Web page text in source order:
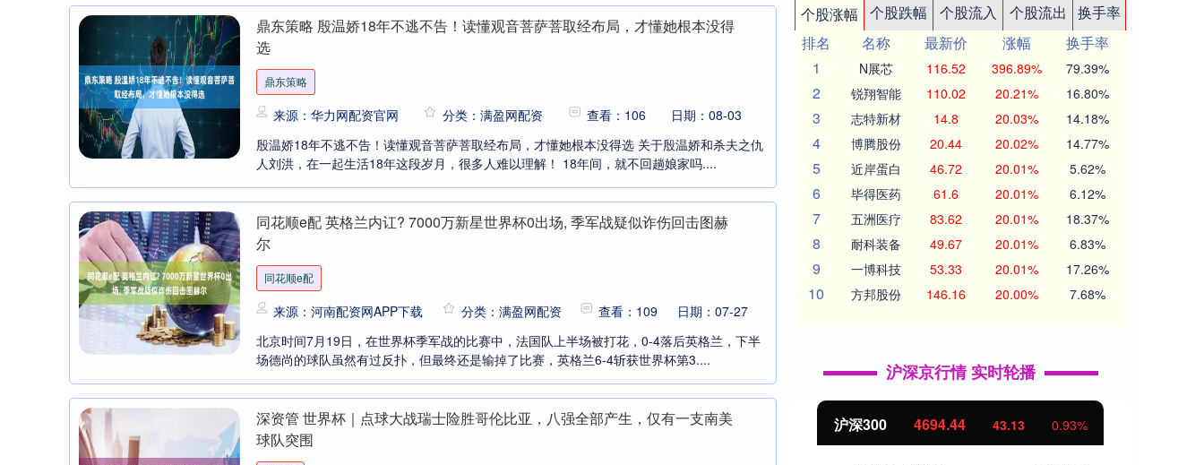
鼎东策略 殷温娇18年不逃不告！读懂观音菩萨菩取经布局，才懂她根本没得
选
鼎东策略
来源：华力网配资官网 分类：满盈网配资 查看：106
日期：08-03
殷温娇18年不逃不告！读懂观音菩萨菩取经布局，才懂她根本没得选 关于殷温娇和杀夫之仇
人刘洪，在一起生活18年这段岁月，很多人难以理解！ 18年间，就不回趟娘家吗....
同花顺e配 英格兰内讧? 7000万新星世界杯0出场, 季军战疑似诈伤回击图赫
尔
同花顺e配
来源：河南配资网APP下载 分类：满盈网配资 查看：109
日期：07-27
北京时间7月19日，在世界杯季军战的比赛中，法国队上半场被打花，0-4落后英格兰，下半
场德尚的球队虽然有过反扑，但最终还是输掉了比赛，英格兰6-4斩获世界杯第3....
深资管 世界杯｜点球大战瑞士险胜哥伦比亚，八强全部产生，仅有一支南美
球队突围
个股涨幅 个股跌幅 个股流入 个股流出
换手率
排名
名称 最新价 涨幅
换手率
1
N展芯 116.52 396.89% 79.39%
2 锐翔智能 110.02 20.21% 16.80%
3 志特新材 14.8 20.03% 14.18%
4 博腾股份 20.44 20.02% 14.77%
5 近岸蛋白 46.72 20.01% 5.62%
6 毕得医药 61.6 20.01% 6.12%
7 五洲医疗 83.62 20.01% 18.37%
8 耐科装备 49.67 20.01% 6.83%
9 一博科技 53.33 20.01% 17.26%
10 方邦股份 146.16 20.00% 7.68%
沪深京行情 实时轮播
14311.01 200.89 1.42% 沪深300 4694.44 43.13 0.93% 北证50 1134.24 11.37 1.01%